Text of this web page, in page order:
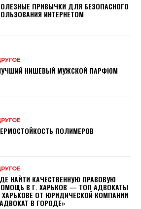
ПРИВЫЧКИ ДЛЯ БЕЗОПАСНОГО
ИНТЕРНЕТОМ
НИШЕВЫЙ МУЖСКОЙ ПАРФЮМ
ПОЛИМЕРОВ
НАЙТИ КАЧЕСТВЕННУЮ ПРАВОВУЮ
В Г. ХАРЬКОВ — ТОП АДВОКАТЫ
ХАРЬКОВЕ ОТ ЮРИДИЧЕСКОЙ КОМПАНИИ
В ГОРОДЕ»